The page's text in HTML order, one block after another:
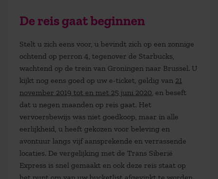
De reis gaat beginnen
Stelt u zich eens voor, u bevindt zich op een zonnige
ochtend op perron 4, tegenover de Starbucks,
wachtend op de trein van Groningen naar Brussel. U
kijkt nog eens goed op uw e-ticket, geldig van 21
november 2019 tot en met 25 juni 2020, en beseft
dat u negen maanden op reis gaat. Het
vervoersbewijs was niet goedkoop, maar in alle
eerlijkheid, u heeft gekozen voor beleving en
avontuur langs vijf aansprekende en verrassende
locaties. De vergelijking met de Trans Siberië
Express is snel gemaakt en ook deze reis staat op